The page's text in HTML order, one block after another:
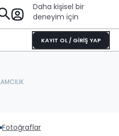
Daha kişisel bir
deneyim için
KAYIT OL / GİRİŞ YAP
Fotoğraflar